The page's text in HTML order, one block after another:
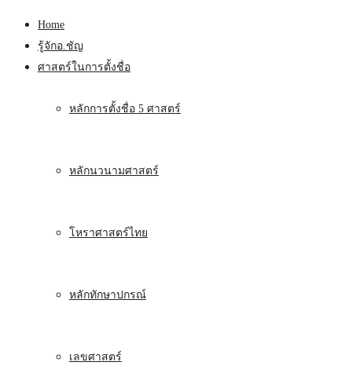
Home
รู้จักอ.ชัญ
ศาสตร์ในการตั้งชื่อ
หลักการตั้งชื่อ 5 ศาสตร์
หลักนวนามศาสตร์
โหราศาสตร์ไทย
หลักทักษาปกรณ์
เลขศาสตร์